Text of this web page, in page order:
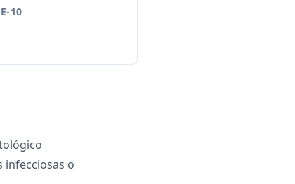
10
infecciosas o